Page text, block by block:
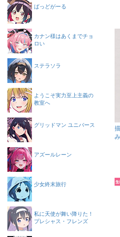
ばっどがーる
カナン様はあくまでチョ
ロい
ステラソラ
ようこそ実力至上主義の
教室へ
グリッドマン ユニバース
アズールレーン
少女終末旅行
私に天使が舞い降りた！
プレシャス・フレンズ